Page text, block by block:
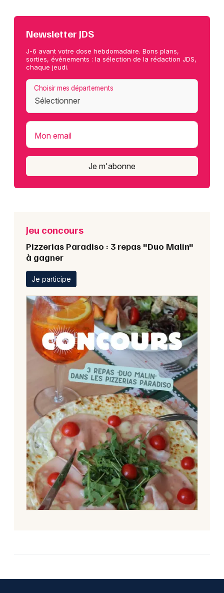
Newsletter JDS
J-6 avant votre dose hebdomadaire. Bons plans,
sorties, événements : la sélection de la rédaction JDS,
chaque jeudi.
Choisir mes départements
Mon email
Je m'abonne
Jeu concours
Pizzerias Paradiso : 3 repas "Duo Malin"
à gagner
Je participe